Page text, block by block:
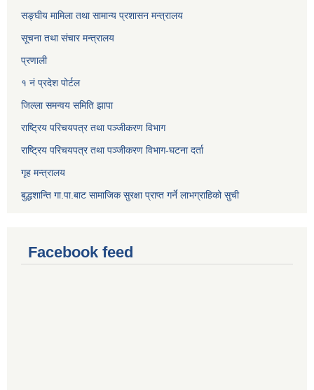
सङ्‍घीय मामिला तथा सामान्य प्रशासन मन्त्रालय
सूचना तथा संचार मन्त्रालय
प्रणाली
१ नं प्रदेश पोर्टल
जिल्ला समन्वय समिति झापा
राष्ट्रिय परिचयपत्र तथा पञ्जीकरण विभाग
राष्ट्रिय परिचयपत्र तथा पञ्जीकरण विभाग-घटना दर्ता
गृह मन्त्रालय
बुद्धशान्ति गा.पा.बाट सामाजिक सुरक्षा प्राप्त गर्ने लाभग्राहिको सुची
Facebook feed